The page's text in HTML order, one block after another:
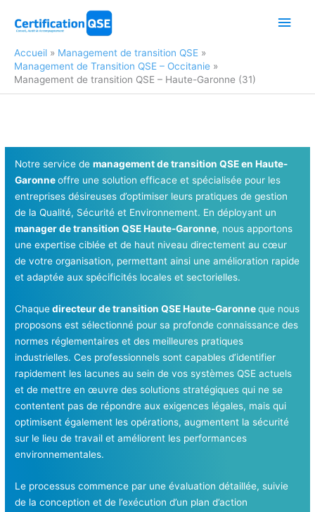
Accueil
Management de transition QSE
Management de Transition QSE – Occitanie
Management de transition QSE – Haute-Garonne (31)
Notre service demanagement de transition QSE en Haute-
Garonneoffre une solution efficace et spécialisée pour les
entreprises désireuses d’optimiser leurs pratiques de gestion
de la Qualité, Sécurité et Environnement. En déployant un
manager de transition QSE Haute-Garonne, nous apportons
une expertise ciblée et de haut niveau directement au cœur
de votre organisation, permettant ainsi une amélioration rapide
et adaptée aux spécificités locales et sectorielles.
Chaquedirecteur de transition QSE Haute-Garonneque nous
proposons est sélectionné pour sa profonde connaissance des
normes réglementaires et des meilleures pratiques
industrielles. Ces professionnels sont capables d’identifier
rapidement les lacunes au sein de vos systèmes QSE actuels
et de mettre en œuvre des solutions stratégiques qui ne se
contentent pas de répondre aux exigences légales, mais qui
optimisent également les opérations, augmentent la sécurité
sur le lieu de travail et améliorent les performances
environnementales.
Le processus commence par une évaluation détaillée, suivie
de la conception et de l’exécution d’un plan d’action